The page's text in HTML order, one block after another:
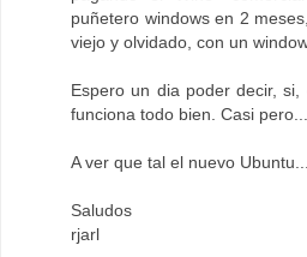
puñetero windows en 2
viejo y olvidado, con un
Espero un dia poder decir,
funciona todo bien. Casi pero...
A ver que tal el nuevo Ubuntu...
Saludos
rjarl